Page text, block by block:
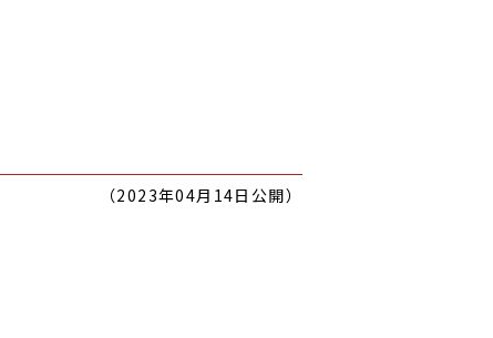
（2023年04月14日公開）